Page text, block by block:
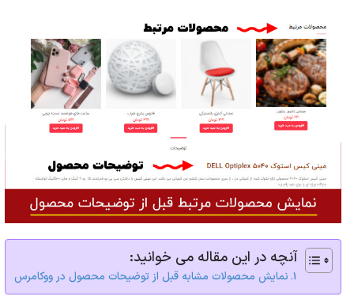
آنچه در این مقاله می خوانید:
نمایش محصولات مشابه قبل از توضیحات محصول در ووکامرس